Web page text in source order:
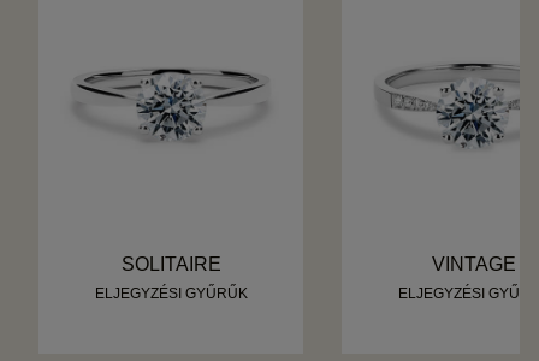
SOLITAIRE
ELJEGYZÉSI GYŰRŰK
VINTAGE
ELJEGYZÉSI